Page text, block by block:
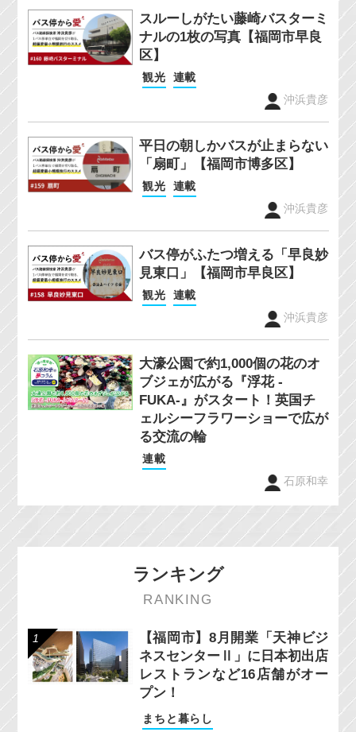
スルーしがたい藤崎バスターミ
ナルの1枚の写真【福岡市早良
区】
観光
連載
沖浜貴彦
平日の朝しかバスが止まらない
「扇町」【福岡市博多区】
観光
連載
沖浜貴彦
バス停がふたつ増える「早良妙
見東口」【福岡市早良区】
観光
連載
沖浜貴彦
大濠公園で約1,000個の花のオ
ブジェが広がる『浮花 -
FUKA-』がスタート！英国チ
ェルシーフラワーショーで広が
る交流の輪
連載
石原和幸
ランキング
RANKING
【福岡市】8月開業「天神ビジ
ネスセンターⅡ」に日本初出店
レストランなど16店舗がオー
プン！
まちと暮らし